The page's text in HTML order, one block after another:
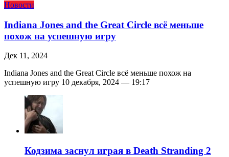
Новости
Indiana Jones and the Great Circle всё меньше
похож на успешную игру
Дек 11, 2024
Indiana Jones and the Great Circle всё меньше похож на
успешную игру 10 декабря, 2024 — 19:17
Кодзима заснул играя в Death Stranding 2